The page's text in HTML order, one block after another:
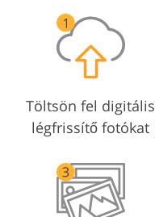
Töltsön fel digitális
légfrissítő fotókat